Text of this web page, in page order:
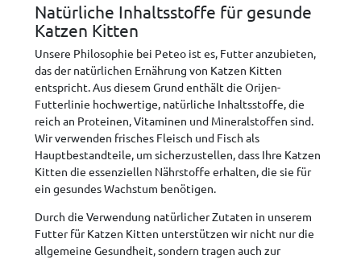
Natürliche Inhaltsstoffe für gesunde
Katzen Kitten
Unsere Philosophie bei Peteo ist es, Futter anzubieten,
das der natürlichen Ernährung von Katzen Kitten
entspricht. Aus diesem Grund enthält die Orijen-
Futterlinie hochwertige, natürliche Inhaltsstoffe, die
reich an Proteinen, Vitaminen und Mineralstoffen sind.
Wir verwenden frisches Fleisch und Fisch als
Hauptbestandteile, um sicherzustellen, dass Ihre Katzen
Kitten die essenziellen Nährstoffe erhalten, die sie für
ein gesundes Wachstum benötigen.
Durch die Verwendung natürlicher Zutaten in unserem
Futter für Katzen Kitten unterstützen wir nicht nur die
allgemeine Gesundheit, sondern tragen auch zur